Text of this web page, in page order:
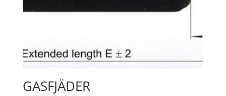
GASFJÄDER